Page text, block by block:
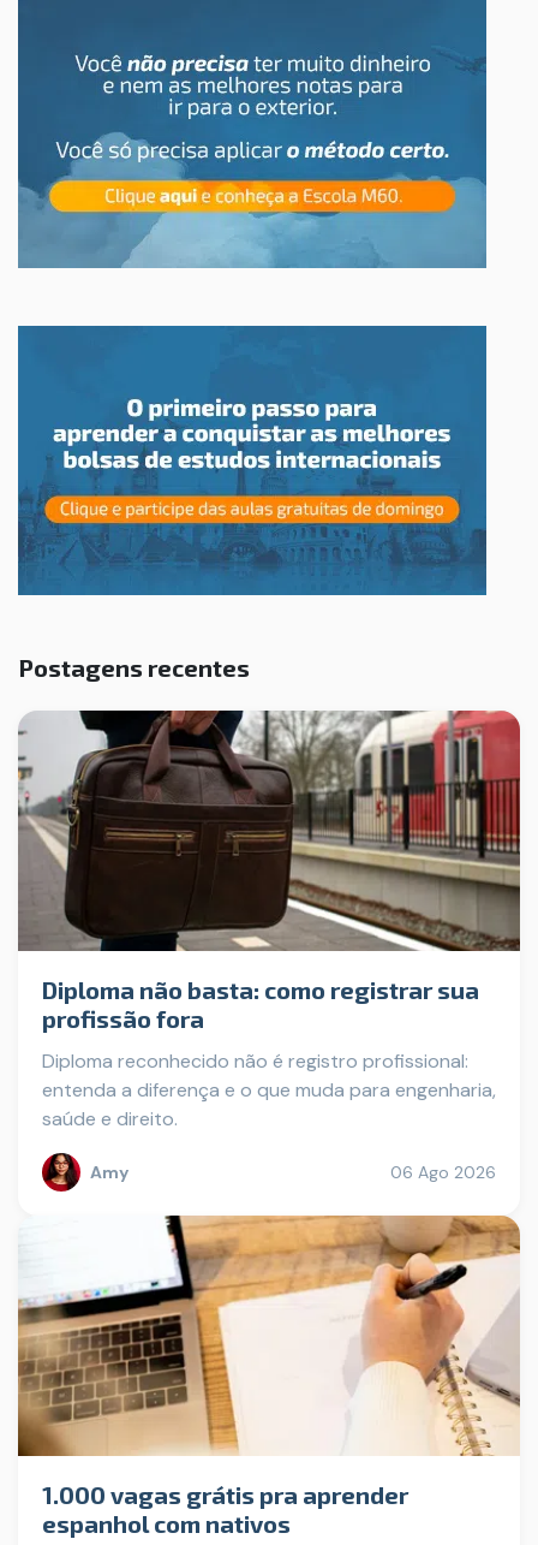
Postagens recentes
Diploma não basta: como registrar sua
profissão fora
Diploma reconhecido não é registro profissional:
entenda a diferença e o que muda para engenharia,
saúde e direito.
Amy 06 Ago 2026
1.000 vagas grátis pra aprender
espanhol com nativos